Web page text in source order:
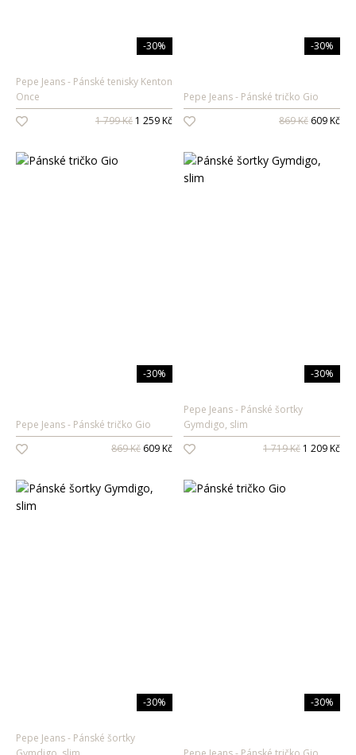
-30%
Pepe Jeans
Pánské tenisky Kenton
Once
1 799 Kč 1 259 Kč
-30%
Pepe Jeans
Pánské tričko Gio
869 Kč 609 Kč
-30%
Pepe Jeans
Pánské tričko Gio
869 Kč 609 Kč
-30%
Pepe Jeans
Pánské šortky
Gymdigo, slim
1 719 Kč 1 209 Kč
-30%
Pepe Jeans
Pánské šortky
-30%